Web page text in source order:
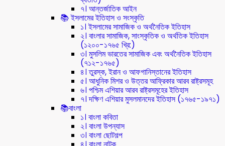
৭। আন্তর্জাতিক আইন
📚 ইসলামের ইতিহাস ও সংস্কৃতি
১। ইসলামের সামাজিক ও অর্থনৈতিক ইতিহাস
২। বাংলার সামাজিক, সাংস্কৃতিক ও অর্থতিক ইতিহাস
(১২০০-১৭৬৫ খ্রি:)
৩। মুসলিম ভারতের সামাজিক এবং অর্থনৈতিক ইতিহাস
(৭১২-১৭৬৫)
৪। তুরস্ক, ইরান ও আফগানিস্তানের ইতিহাস
৫। আধুনিক মিশর ও উত্তর আফ্রিকার আরব রাষ্ট্রসমূহ
৬। পশ্চিম এশিয়ার আরব রাষ্ট্রসমূহের ইতিহাস
৭। দক্ষিণ এশিয়ার মুসলমানদের ইতিহাস (১৭৬৫-১৯৭১)
📚বাংলা
১। বাংলা কবিতা
২। বাংলা উপন্যাস
৩। বাংলা ছোটগল্প